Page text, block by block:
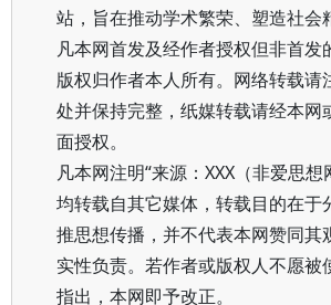
站，旨在推动学术繁荣、塑造社会
凡本网首发及经作者授权但非首发
版权归作者本人所有。网络转载请
处并保持完整，纸媒转载请经本网
面授权。
凡本网注明“来源：XXX（非爱思想
均转载自其它媒体，转载目的在于
推思想传播，并不代表本网赞同其
实性负责。若作者或版权人不愿被
指出，本网即予改正。